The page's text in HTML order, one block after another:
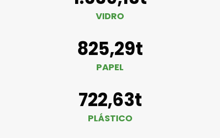
VIDRO
825,29t
PAPEL
722,63t
PLÁSTICO